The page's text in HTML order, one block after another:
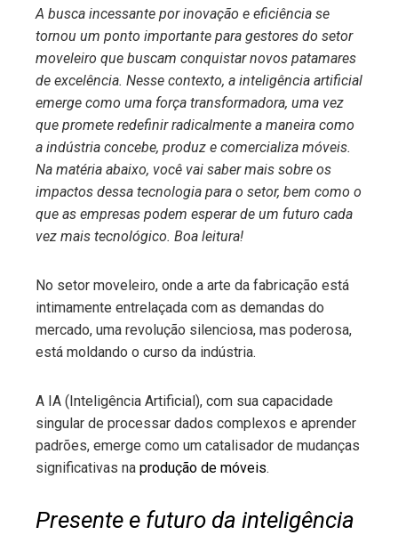
A busca incessante por inovação e eficiência se
tornou um ponto importante para gestores do setor
moveleiro que buscam conquistar novos patamares
de excelência. Nesse contexto, a inteligência artificial
emerge como uma força transformadora, uma vez
que promete redefinir radicalmente a maneira como
a indústria concebe, produz e comercializa móveis.
Na matéria abaixo, você vai saber mais sobre os
impactos dessa tecnologia para o setor, bem como o
que as empresas podem esperar de um futuro cada
vez mais tecnológico. Boa leitura!
No setor moveleiro, onde a arte da fabricação está
intimamente entrelaçada com as demandas do
mercado, uma revolução silenciosa, mas poderosa,
está moldando o curso da indústria.
A IA (Inteligência Artificial), com sua capacidade
singular de processar dados complexos e aprender
padrões, emerge como um catalisador de mudanças
significativas na produção de móveis.
Presente e futuro da inteligência